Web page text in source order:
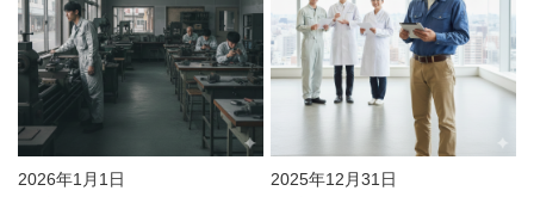
2026年1月1日 2025年12月31日